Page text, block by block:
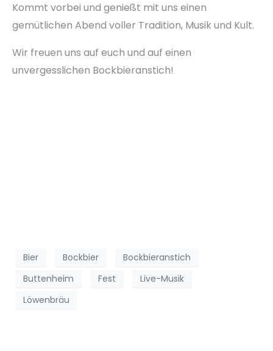
Kommt vorbei und genießt mit uns einen
gemütlichen Abend voller Tradition, Musik und Kult.
Wir freuen uns auf euch und auf einen
unvergesslichen Bockbieranstich!
Bier Bockbier
Bockbieranstich
Buttenheim
Fest
Live-Musik
Löwenbräu